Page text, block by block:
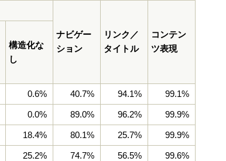
ナビゲー
ション
リンク／
タイトル
コンテン
ツ表現
構造化な
し
0.6% 40.7% 94.1% 99.1%
0.0% 89.0% 96.2% 99.9%
18.4% 80.1% 25.7% 99.9%
25.2% 74.7% 56.5% 99.6%